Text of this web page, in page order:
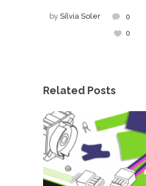
by Sílvia Soler
0
0
Related Posts